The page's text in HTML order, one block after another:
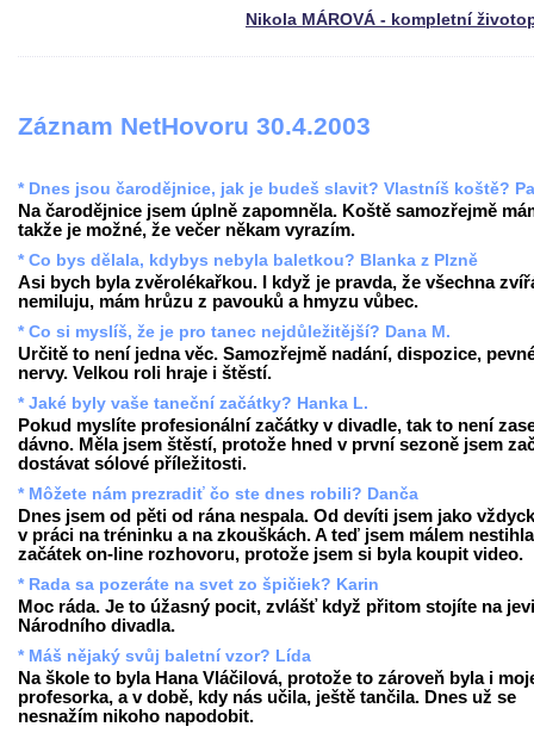
Nikola MÁROVÁ - kompletní
Záznam NetHovoru 30.4.2003
* Dnes jsou čarodějnice, jak je budeš slavit? Vlastníš koště?
Na čarodějnice jsem úplně zapomněla. Koště samozřejmě
takže je možné, že večer někam vyrazím.
* Co bys dělala, kdybys nebyla baletkou? Blanka z Plzně
Asi bych byla zvěrolékařkou. I když je pravda, že všechna
nemiluju, mám hrůzu z pavouků a hmyzu vůbec.
* Co si myslíš, že je pro tanec nejdůležitější? Dana M.
Určitě to není jedna věc. Samozřejmě nadání, dispozice,
nervy. Velkou roli hraje i štěstí.
* Jaké byly vaše taneční začátky? Hanka L.
Pokud myslíte profesionální začátky v divadle, tak to není
dávno. Měla jsem štěstí, protože hned v první sezoně jsem
dostávat sólové příležitosti.
* Môžete nám prezradiť čo ste dnes robili? Danča
Dnes jsem od pěti od rána nespala. Od devíti jsem jako
v práci na tréninku a na zkouškách. A teď jsem málem nestihla
začátek on-line rozhovoru, protože jsem si byla koupit video.
* Rada sa pozeráte na svet zo špičiek? Karin
Moc ráda. Je to úžasný pocit, zvlášť když přitom stojíte na
Národního divadla.
* Máš nějaký svůj baletní vzor? Lída
Na škole to byla Hana Vláčilová, protože to zároveň byla i
profesorka, a v době, kdy nás učila, ještě tančila. Dnes už se
nesnažím nikoho napodobit.